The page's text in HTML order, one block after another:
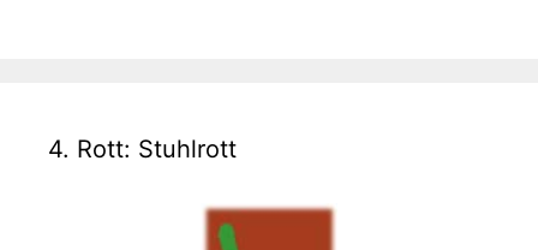
4. Rott: Stuhlrott